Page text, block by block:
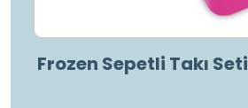
Frozen Sepetli Takı Seti